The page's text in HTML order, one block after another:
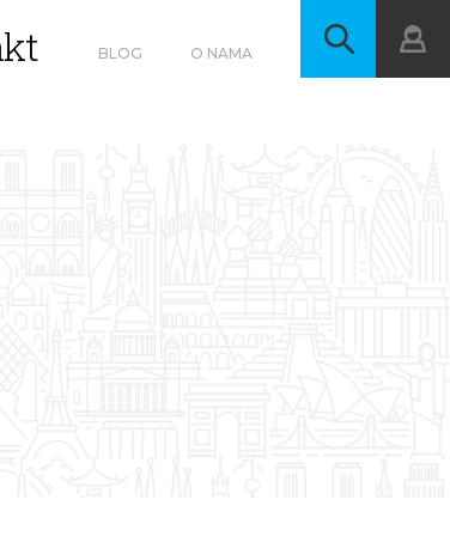
BLOG O NAMA